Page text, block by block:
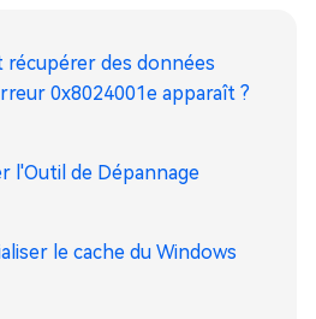
récupérer des données
0x8024001e apparaît ?
l'Outil de Dépannage
le cache du Windows